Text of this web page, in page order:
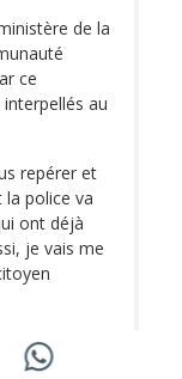
de la
ce
au
repérer et
police va
ont déjà
je vais me